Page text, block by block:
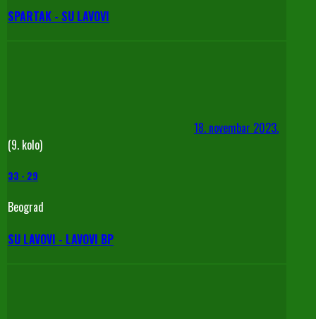
SPARTAK - SU LAVOVI
18. novembar 2023.
(9. kolo)
33 - 29
Beograd
SU LAVOVI - LAVOVI BP